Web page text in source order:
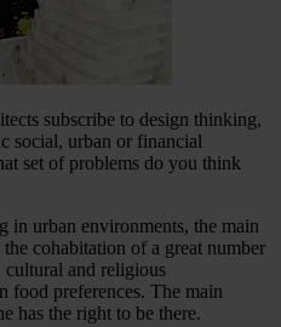
subscribe to design thinking,
social, urban or financial
set of problems do you think
in urban environments, the main
cohabitation of a great number
and religious
food preferences. The main
has the right to be there.